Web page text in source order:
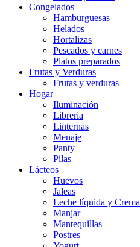
Congelados
Hamburguesas
Helados
Hortalizas
Pescados y carnes
Platos preparados
Frutas y Verduras
Frutas y verduras
Hogar
Iluminación
Libreria
Linternas
Menaje
Panty
Pilas
Lácteos
Huevos
Jaleas
Leche líquida y Crema
Manjar
Mantequillas
Postres